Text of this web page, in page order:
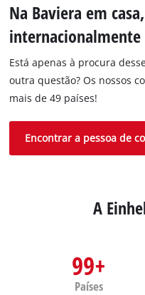
Na Baviera em
internacionalmente
Está apenas à procura
outra questão? Os nossos
mais de 49 países!
Encontrar a pessoa de
A
99+
Países